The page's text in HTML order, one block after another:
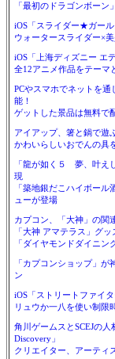
「最初のドラゴンボー
iOS「スライダー★ガー
ウォータースライダー×
iOS「上海ディズニー エ
全12アニメ作品をテーマ
PCやスマホでネットを
能！
ゲットした景品は無料で
アイアップ、箸と鍋で遊
かわいらしいおでんの具
「龍が如く５ 夢、叶え
現
「築地銀だこハイボー
ューが登場
カプコン、「大神」の関
「大神 アマテラス」グ
「ダイヤモンドダイニ
「カプコンショップ」
ン
iOS「ストリートファイ
リュウか一八を使い制限
角川ゲームスとSCEJの
Discovery」
クリエイター、アーティ